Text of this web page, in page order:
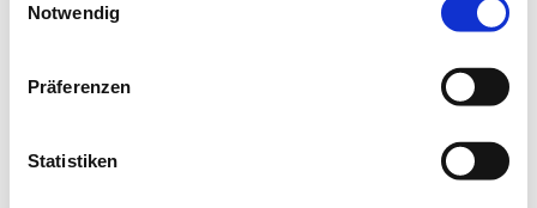
Selection
Notwendig
Präferenzen
Statistiken
This is a single event page with sample content. This
business like gym, kindergarten, health or law related.
shows all instances of this single event. Build-in sidebar
widgets shows upcoming events in the selected